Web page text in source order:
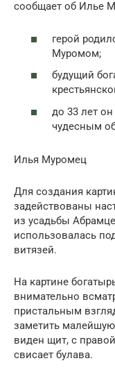
сообщает об Илье
герой
Муромом;
будущий
до 33 лет
чудесным
Илья Муромец
Для создания
задействованы
из усадьбы
использовалась
витязей.
На картине
внимательно
пристальным
заметить
виден щит, с
свисает булава.